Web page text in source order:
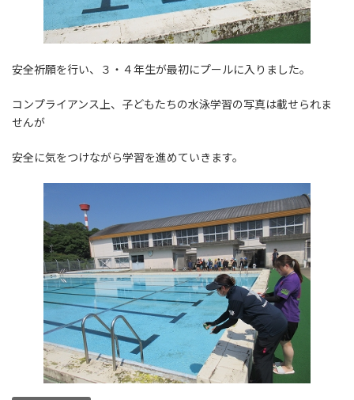
安全祈願を行い、３・４年生が最初にプールに入りました。
コンプライアンス上、子どもたちの水泳学習の写真は載せられま
せんが
安全に気をつけながら学習を進めていきます。